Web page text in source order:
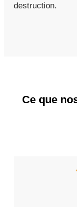
destruction.
Ce que